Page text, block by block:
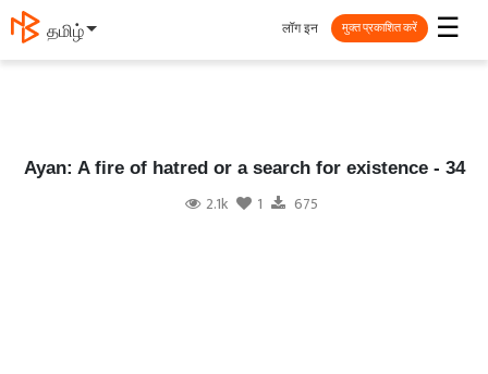
தமிழ் ☰
लॉग इन मुक्त प्रकाशित करें
Ayan: A fire of hatred or a search for existence - 34
2.1k 1 675